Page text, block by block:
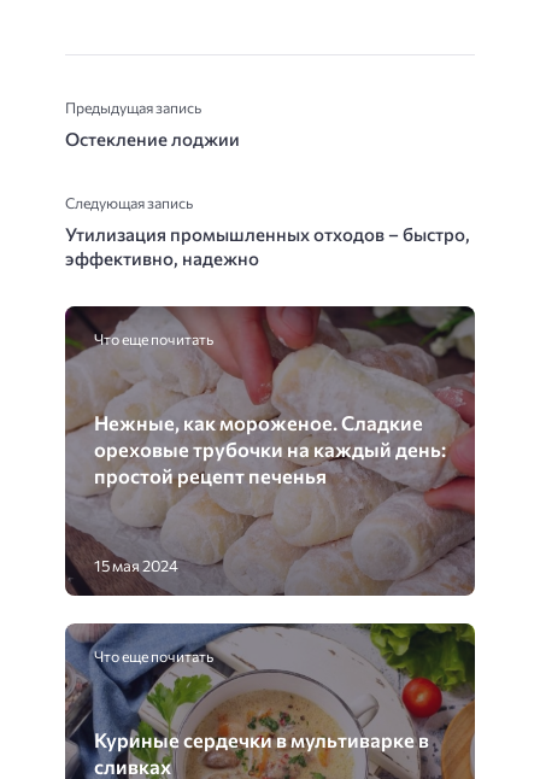
Предыдущая запись
Остекление лоджии
Следующая запись
Утилизация промышленных отходов – быстро,
эффективно, надежно
Что еще почитать
Нежные, как мороженое. Сладкие
ореховые трубочки на каждый день:
простой рецепт печенья
15 мая 2024
Что еще почитать
Куриные сердечки в мультиварке в
сливках